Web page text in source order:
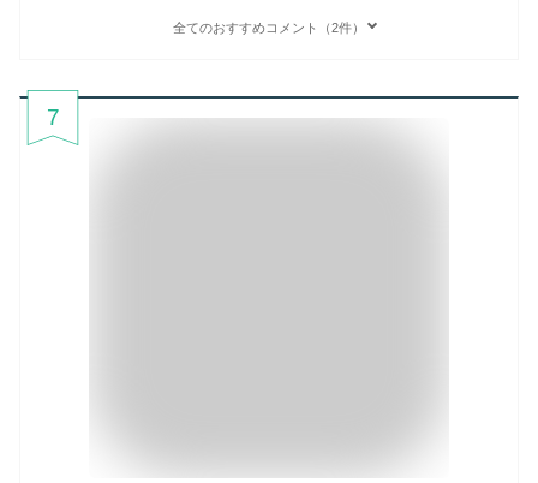
全てのおすすめコメント（2件）
7